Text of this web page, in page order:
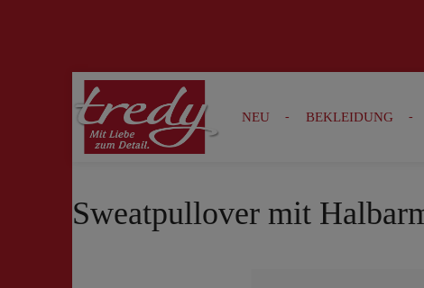
Zur Suche springen Zur Hauptnavigation springen
NEU BEKLEIDUNG
Sweatpullover mit